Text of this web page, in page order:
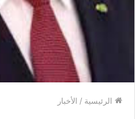
الرئيسية / الأخبار